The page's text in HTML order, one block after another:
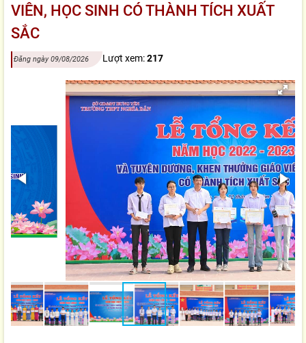
VIÊN, HỌC SINH CÓ THÀNH TÍCH XUẤT
SẮC
Đăng ngày 09/08/2026 Lượt xem:217